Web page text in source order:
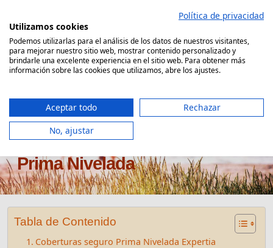
contenido
Comparador Seguro Decesos
Seguro de decesos Expertia
Prima Nivelada
Tabla de Contenido
Coberturas seguro Prima Nivelada Expertia
Política de privacidad
Utilizamos cookies
Podemos utilizarlas para el análisis de los datos de nuestros visitantes,
para mejorar nuestro sitio web, mostrar contenido personalizado y
brindarle una excelente experiencia en el sitio web. Para obtener más
información sobre las cookies que utilizamos, abre los ajustes.
Aceptar todo
Rechazar
No, ajustar